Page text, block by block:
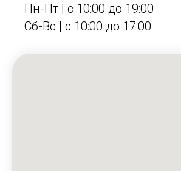
Пн-Пт | с 10:00 до 19:00
Сб-Вс | c 10:00 до 17:00